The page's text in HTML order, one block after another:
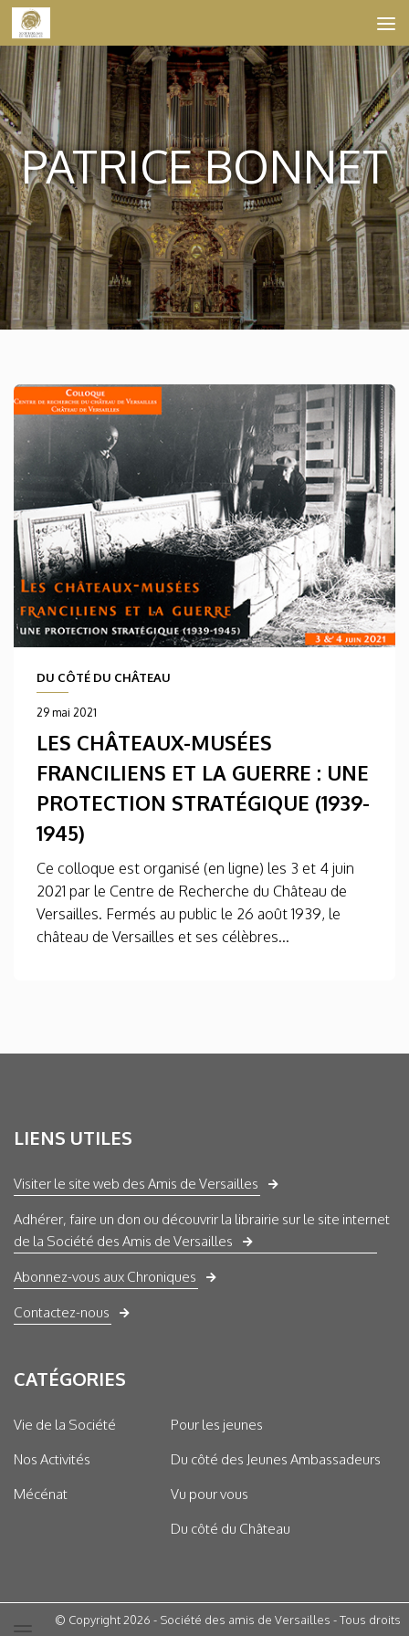
Skip to content
PATRICE BONNET
DU CÔTÉ DU CHÂTEAU
29 mai 2021
LES CHÂTEAUX-MUSÉES
FRANCILIENS ET LA GUERRE : UNE
PROTECTION STRATÉGIQUE (1939-
1945)
Ce colloque est organisé (en ligne) les 3 et 4 juin
2021 par le Centre de Recherche du Château de
Versailles. Fermés au public le 26 août 1939, le
château de Versailles et ses célèbres...
LIENS UTILES
Visiter le site web des Amis de Versailles
Adhérer, faire un don ou découvrir la librairie sur le site internet
de la Société des Amis de Versailles
Abonnez-vous aux Chroniques
Contactez-nous
CATÉGORIES
Vie de la Société
Nos Activités
Mécénat
Pour les jeunes
Du côté des Jeunes Ambassadeurs
Vu pour vous
Du côté du Château
© Copyright 2026 - Société des amis de Versailles - Tous droits